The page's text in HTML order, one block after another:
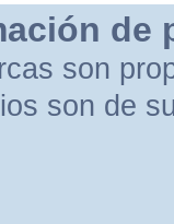
de
son
son de